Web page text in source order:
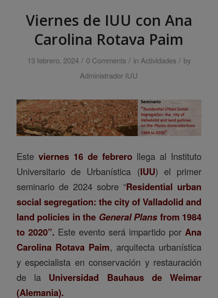
Viernes de IUU con Ana
Carolina Rotava Paim
13 febrero, 2024 / 0 Comments / in Actividades / by
Administrador IUU
Este viernes 16 de febrero llega al Instituto
Universitario de Urbanística (IUU) el primer
seminario de 2024 sobre “Residential urban
social segregation: the city of Valladolid and
land policies in the General Plans from 1984
to 2020”. Este evento será impartido por Ana
Carolina Rotava Paim, arquitecta urbanística
y especialista en conservación y restauración
de la Universidad Bauhaus de Weimar
(Alemania).